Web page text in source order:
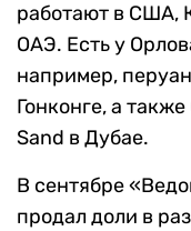
работают в США,
ОАЭ. Есть у
например,
Гонконге, а
Sand в Дубае.
В сентябре
продал доли в